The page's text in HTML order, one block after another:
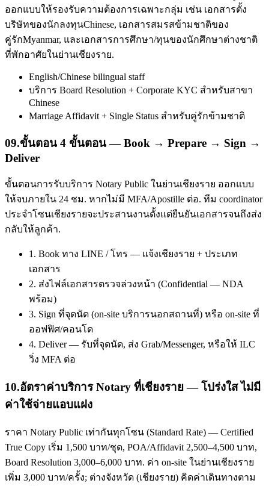
ออกแบบให้รองรับความต้องการเฉพาะกลุ่ม เช่น เอกสารตั้ง
บริษัทของนักลงทุนChinese, เอกสารสมรสข้ามชาติของ
คู่รักMyanmar, และเอกสารการศึกษา/ทุนของนักศึกษาต่างชาติ
ที่พักอาศัยในย่านเชียงราย.
English/Chinese bilingual staff
บริการ Board Resolution + Corporate KYC สำหรับสาขา
Chinese
Marriage Affidavit + Single Status สำหรับคู่รักข้ามชาติ
09.ขั้นตอน 4 ขั้นตอน — Book → Prepare → Sign →
Deliver
ขั้นตอนการรับบริการ Notary Public ในย่านเชียงราย ออกแบบ
ให้จบภายใน 24 ชม. หากไม่มี MFA/Apostille ต่อ. ทีม coordinator
ประจำโซนเชียงรายจะประสานงานตั้งแต่ยืนยันเอกสารจนถึงส่ง
กลับให้ลูกค้า.
1. Book ทาง LINE / โทร — แจ้งเชียงราย + ประเภท
เอกสาร
2. ส่งไฟล์เอกสารตรวจล่วงหน้า (Confidential — NDA
พร้อม)
3. Sign ที่จุดนัด (on-site บริการนอกสถานที่) หรือ on-site ที่
ออฟฟิศ/คอนโด
4. Deliver — รับที่จุดนัด, ส่ง Grab/Messenger, หรือให้ ILC
วิ่ง MFA ต่อ
10.อัตราค่าบริการ Notary ที่เชียงราย — โปร่งใส ไม่มี
ค่าใช้จ่ายแอบแฝง
ราคา Notary Public เท่ากันทุกโซน (Standard Rate) — Certified
True Copy เริ่ม 1,500 บาท/ชุด, POA/Affidavit 2,500–4,500 บาท,
Board Resolution 3,000–6,000 บาท. ค่า on-site ในย่านเชียงราย
เพิ่ม 3,000 บาท/ครั้ง; ต่างจังหวัด (เชียงราย) คิดค่าเดินทางตาม